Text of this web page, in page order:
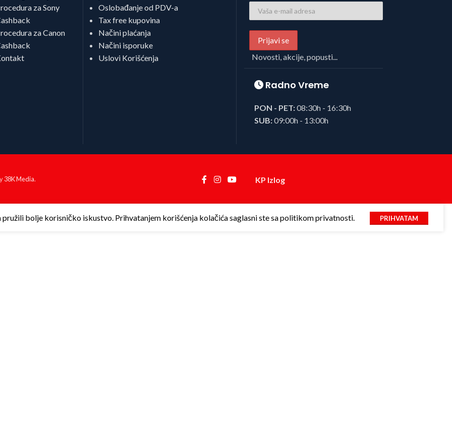
za Sony
za Canon
Oslobađanje od PDV-a
Tax free kupovina
Načini plaćanja
Načini isporuke
Uslovi Korišćenja
Novosti, akcije, popusti...
Radno Vreme
PON - PET:08:30h - 16:30h
SUB:09:00h - 13:00h
38K Media. KP Izlog
bolje korisničko iskustvo. Prihvatanjem korišćenja kolačića saglasni ste sa politikom privatnosti. PRIHVATAM